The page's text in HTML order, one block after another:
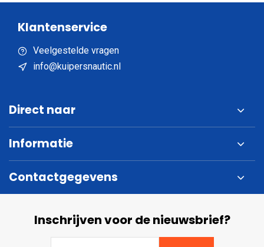
Klantenservice
Veelgestelde vragen
info@kuipersnautic.nl
Direct naar
Informatie
Contactgegevens
Inschrijven voor de nieuwsbrief?